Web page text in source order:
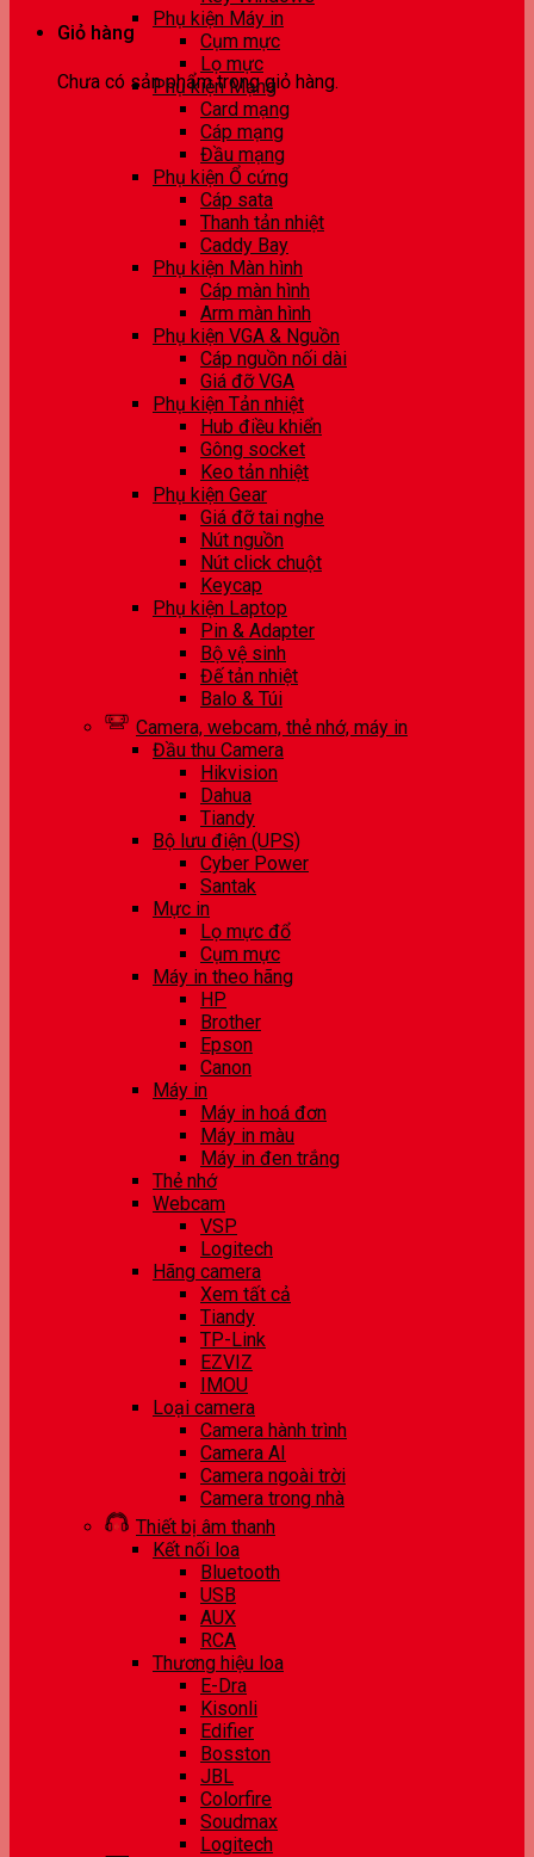
Giỏ hàng
Chưa có sản phẩm trong giỏ hàng.
Phụ kiện Máy in
Cụm mực
Lọ mực
Phụ kiện Mạng
Card mạng
Cáp mạng
Đầu mạng
Phụ kiện Ổ cứng
Cáp sata
Thanh tản nhiệt
Caddy Bay
Phụ kiện Màn hình
Cáp màn hình
Arm màn hình
Phụ kiện VGA & Nguồn
Cáp nguồn nối dài
Giá đỡ VGA
Phụ kiện Tản nhiệt
Hub điều khiển
Gông socket
Keo tản nhiệt
Phụ kiện Gear
Giá đỡ tai nghe
Nút nguồn
Nút click chuột
Keycap
Phụ kiện Laptop
Pin & Adapter
Bộ vệ sinh
Đế tản nhiệt
Balo & Túi
Camera, webcam, thẻ nhớ, máy in
Đầu thu Camera
Hikvision
Dahua
Tiandy
Bộ lưu điện (UPS)
Cyber Power
Santak
Mực in
Lọ mực đổ
Cụm mực
Máy in theo hãng
HP
Brother
Epson
Canon
Máy in
Máy in hoá đơn
Máy in màu
Máy in đen trắng
Thẻ nhớ
Webcam
VSP
Logitech
Hãng camera
Xem tất cả
Tiandy
TP-Link
EZVIZ
IMOU
Loại camera
Camera hành trình
Camera AI
Camera ngoài trời
Camera trong nhà
Thiết bị âm thanh
Kết nối loa
Bluetooth
USB
AUX
RCA
Thương hiệu loa
E-Dra
Kisonli
Edifier
Bosston
JBL
Colorfire
Soudmax
Logitech